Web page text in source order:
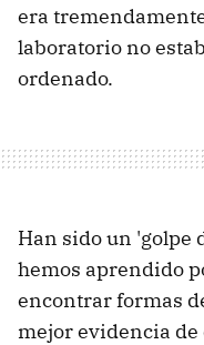
era
laboratorio no
ordenado.
Han sido un 'golpe
hemos aprendido
encontrar formas
mejor evidencia de